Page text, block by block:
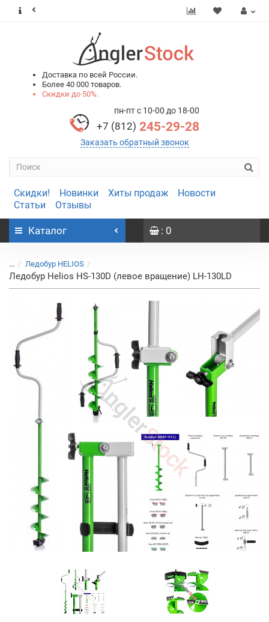
Доставка по всей России.
Более 40 000 товаров.
Скидки до 50%.
пн-пт с 10-00 до 18-00
+7 (812) 245-29-28
Заказать обратный звонок
Скидки! Новинки Хиты продаж
Новости
Статьи
Отзывы
Каталог : 0
... Ледобур HELIOS
Ледобур Helios HS-130D (левое вращение) LH-130LD